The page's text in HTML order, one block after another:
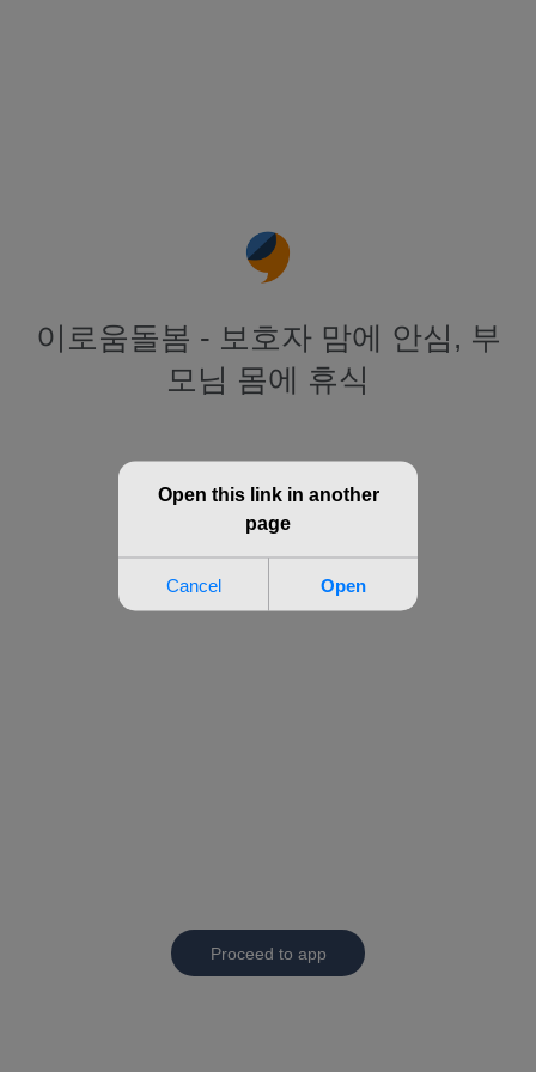
이로움돌봄 - 보호자 맘에 안심, 부
모님 몸에 휴식
Proceed to app